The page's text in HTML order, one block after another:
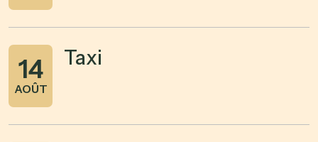
14
AOÛT
Taxi